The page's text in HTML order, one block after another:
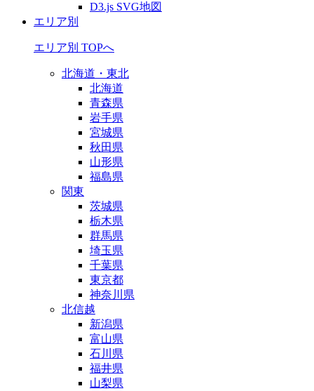
D3.js SVG地図
エリア別
エリア別 TOPへ
北海道・東北
北海道
青森県
岩手県
宮城県
秋田県
山形県
福島県
関東
茨城県
栃木県
群馬県
埼玉県
千葉県
東京都
神奈川県
北信越
新潟県
富山県
石川県
福井県
山梨県